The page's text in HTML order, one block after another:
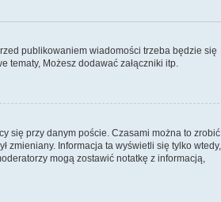
publikowaniem wiadomości trzeba będzie się
tematy, Możesz dodawać załączniki itp.
się przy danym poście. Czasami można to zrobić
zmieniany. Informacja ta wyświetli się tylko wtedy,
mogą zostawić notatkę z informacją,